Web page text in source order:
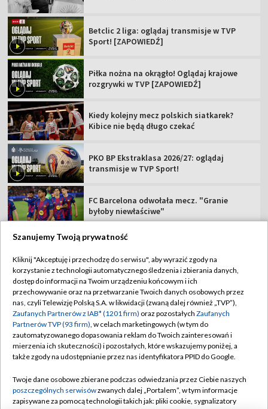
Betclic 2 liga: oglądaj transmisje w TVP
Sport! [ZAPOWIEDŹ]
Piłka nożna na okrągło! Oglądaj krajowe
rozgrywki w TVP [ZAPOWIEDŹ]
Kiedy kolejny mecz polskich siatkarek?
Kibice nie będą długo czekać
PKO BP Ekstraklasa 2026/27: oglądaj
transmisje w TVP Sport!
FC Barcelona odwołała mecz. "Granie
byłoby niewłaściwe"
TVP
Abonament TVP
Sklep TVP
Biuro Reklamy
Oferta Handlowa
Emisja w TVP
Regulamin TVP
Polityka prywatności
Moje zgody
Biuro reklamy
Szanujemy Twoją prywatność
Kliknij "Akceptuję i przechodzę do serwisu", aby wyrazić zgody na
korzystanie z technologii automatycznego śledzenia i zbierania danych,
dostęp do informacji na Twoim urządzeniu końcowym i ich
przechowywanie oraz na przetwarzanie Twoich danych osobowych przez
nas, czyli Telewizję Polską S.A. w likwidacji (zwaną dalej również „TVP”),
Zaufanych Partnerów z IAB* (1201 firm) oraz pozostałych Zaufanych
Partnerów TVP (93 firm), w celach marketingowych (w tym do
zautomatyzowanego dopasowania reklam do Twoich zainteresowań i
mierzenia ich skuteczności) i pozostałych, które wskazujemy poniżej, a
także zgody na udostępnianie przez nas identyfikatora PPID do Google.
Twoje dane osobowe zbierane podczas odwiedzania przez Ciebie naszych
poszczególnych serwisówzwanych dalej „Portalem”, w tym informacje
zapisywane za pomocą technologii takich jak: pliki cookie, sygnalizatory